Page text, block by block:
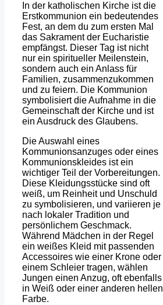
In der katholischen Kirche ist die
Erstkommunion ein bedeutendes
Fest, an dem du zum ersten Mal
das Sakrament der Eucharistie
empfängst. Dieser Tag ist nicht
nur ein spiritueller Meilenstein,
sondern auch ein Anlass für
Familien, zusammenzukommen
und zu feiern. Die Kommunion
symbolisiert die Aufnahme in die
Gemeinschaft der Kirche und ist
ein Ausdruck des Glaubens.
Die Auswahl eines
Kommunionsanzuges oder eines
Kommunionskleides ist ein
wichtiger Teil der Vorbereitungen.
Diese Kleidungsstücke sind oft
weiß, um Reinheit und Unschuld
zu symbolisieren, und variieren je
nach lokaler Tradition und
persönlichem Geschmack.
Während Mädchen in der Regel
ein weißes Kleid mit passenden
Accessoires wie einer Krone oder
einem Schleier tragen, wählen
Jungen einen Anzug, oft ebenfalls
in Weiß oder einer anderen hellen
Farbe.